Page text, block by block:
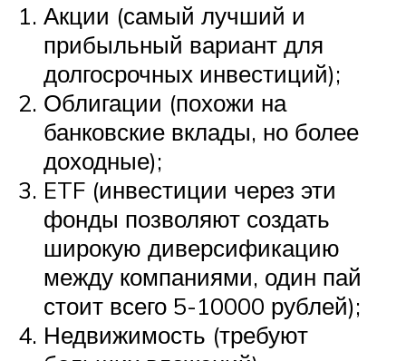
Акции (самый лучший и
прибыльный вариант для
долгосрочных инвестиций);
Облигации (похожи на
банковские вклады, но более
доходные);
ETF (инвестиции через эти
фонды позволяют создать
широкую диверсификацию
между компаниями, один пай
стоит всего 5-10000 рублей);
Недвижимость (требуют